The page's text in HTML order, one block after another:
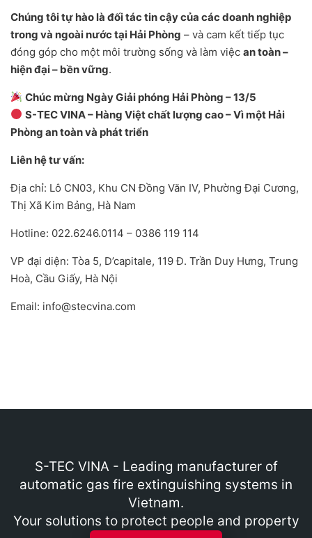
Chúng tôi tự hào là đối tác tin cậy của các doanh nghiệp
trong và ngoài nước tại Hải Phòng – và cam kết tiếp tục
đóng góp cho một môi trường sống và làm việc an toàn –
hiện đại – bền vững.
Chúc mừng Ngày Giải phóng Hải Phòng – 13/5
S-TEC VINA – Hàng Việt chất lượng cao – Vì một Hải
Phòng an toàn và phát triển
Liên hệ tư vấn:
Địa chỉ: Lô CN03, Khu CN Đồng Văn IV, Phường Đại Cương,
Thị Xã Kim Bảng, Hà Nam
Hotline: 022.6246.0114 – 0386 119 114
VP đại diện: Tòa 5, D’capitale, 119 Đ. Trần Duy Hưng, Trung
Hoà, Cầu Giấy, Hà Nội
Email: info@stecvina.com
S-TEC VINA - Leading manufacturer of
automatic gas fire extinguishing systems in
Vietnam.
Your solutions to protect people and property